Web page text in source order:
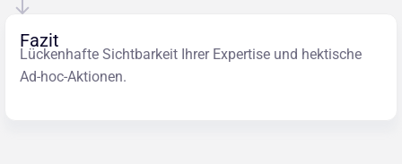
Fazit
Lückenhafte Sichtbarkeit Ihrer Expertise und hektische
Ad-hoc-Aktionen.